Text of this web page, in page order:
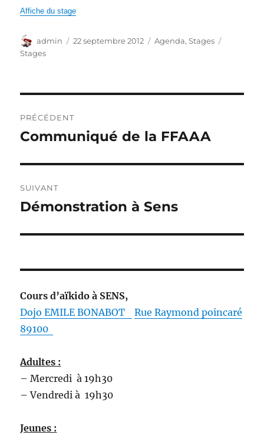
Affiche du stage
Auteur
admin
Publié
22 septembre 2012 Catégories
Agenda,Stages
Stages
de
PRÉCÉDENT
Publication
Communiqué de la FFAAA
SUIVANT
Publication
Démonstration à Sens
Cours d’aïkido à SENS,
Dojo EMILEBONABOT
Rue Raymond poincaré
89100
Adultes :
– Mercredi à 19h30
– Vendredi à 19h30
Jeunes :